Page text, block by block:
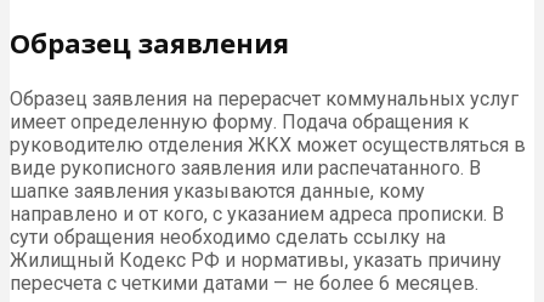
Образец заявления
Образец заявления на перерасчет коммунальных услуг
имеет определенную форму. Подача обращения к
руководителю отделения ЖКХ может осуществляться в
виде рукописного заявления или распечатанного. В
шапке заявления указываются данные, кому
направлено и от кого, с указанием адреса прописки. В
сути обращения необходимо сделать ссылку на
Жилищный Кодекс РФ и нормативы, указать причину
пересчета с четкими датами — не более 6 месяцев.